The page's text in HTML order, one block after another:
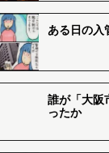
ある日の入
誰が「大阪
ったか